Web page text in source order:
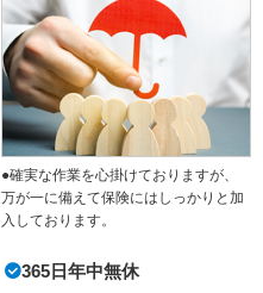
●確実な作業を心掛けておりますが、
万が一に備えて保険にはしっかりと加
入しております。
365日年中無休